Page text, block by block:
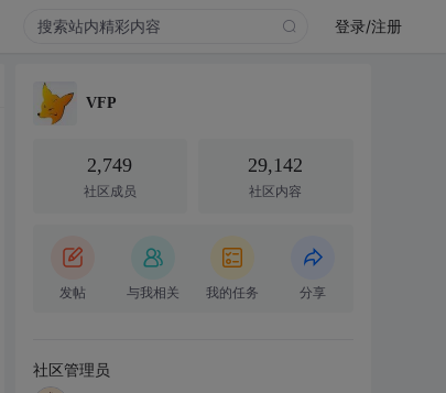
登录/注册
VFP
2,749
社区成员
29,142
社区内容
发帖 与我相关 我的任务 分享
社区管理员